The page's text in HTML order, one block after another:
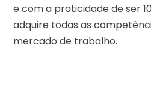
e com a praticidade de ser
adquire todas as
mercado de trabalho.